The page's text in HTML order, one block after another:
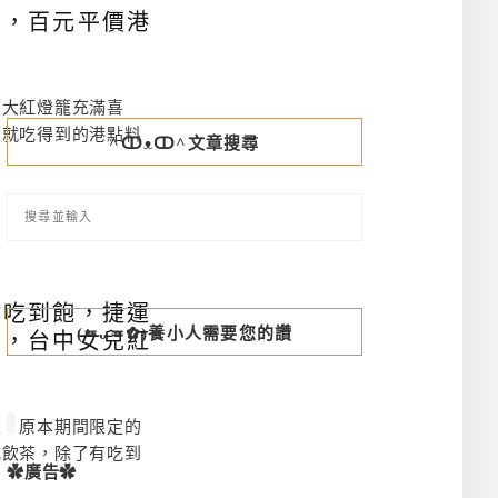
百元平價港
紅燈籠充滿喜
吃得到的港點料
到飽，捷運
台中女兒紅
原本期間限定的
茶，除了有吃到
^ↀᴥↀ^文章搜尋
(≖ᴗ≖✿)養小人需要您的讚
✿廣告✿